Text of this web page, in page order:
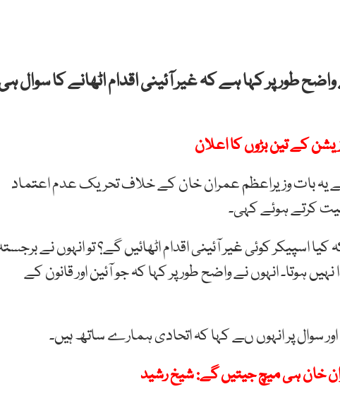
طور پر کہا ہے کہ غیر آئینی اقدام اٹھانے کا سوال
یہ بات وزیراعظم عمران خان کے خلاف تحریک عدم اعتماد
کرتے ہوئے کہی۔
کوئی غیر آئینی اقدام اٹھائیں گے؟ تو انہوں نے
ہوتا۔ انہوں نے واضح طور پر کہا کہ جو آئین اور قانون کے
سوال پر انہوں ںے کہا کہ اتحادی ہمارے ساتھ ہیں۔
خان ہی میچ جیتیں گے: شیخ رشید